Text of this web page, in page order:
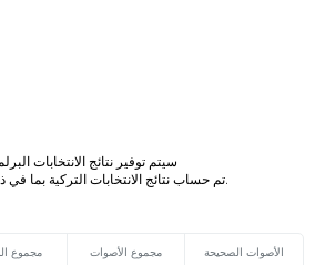
* سيتم توفير نتائج الانتخابات البرلمانية 1973 31
* تم حساب نتائج الانتخابات التركية بما في ذلك مراكز الاقتراع خارج تركيا.
مجموع مجموع الأصوات الأصوات الصحيحة